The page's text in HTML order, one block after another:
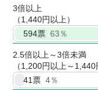
3倍以上
（1,440円以上）
594票 63％
2.5倍以上～3倍未満
（1,200円以上～1,440
41票 4％